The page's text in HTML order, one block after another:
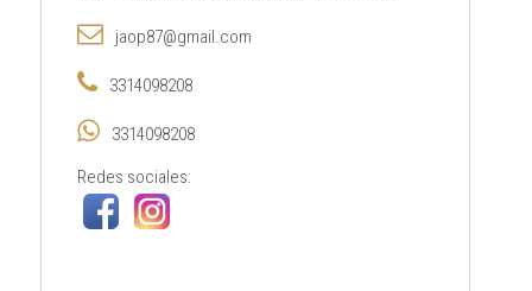
jaop87@gmail.com
3314098208
3314098208
Redes sociales: